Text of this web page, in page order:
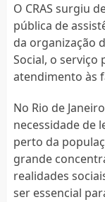
O CRAS surgiu
pública de
da organização
Social, o serviço
atendimento às
No Rio de
necessidade de
perto da
grande
realidades
ser essencial